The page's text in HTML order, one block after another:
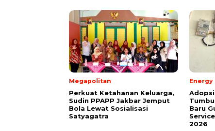
Megapolitan
Perkuat Ketahanan Keluarga,
Sudin PPAPP Jakbar Jemput
Bola Lewat Sosialisasi
Satyagatra
Energy
Baru
2026